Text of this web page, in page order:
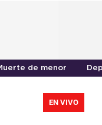
de menor
EN VIVO